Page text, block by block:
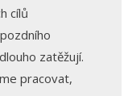
cílů
zatěžují.
pracovat,